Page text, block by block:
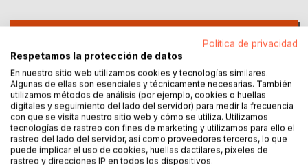
Añadir a lista de deseo
Haz una reseña
Política de privacidad
Respetamos la protección de datos
En nuestro sitio web utilizamos cookies y tecnologías similares.
Algunas de ellas son esenciales y técnicamente necesarias. También
utilizamos métodos de análisis (por ejemplo, cookies o huellas
digitales y seguimiento del lado del servidor) para medir la frecuencia
con que se visita nuestro sitio web y cómo se utiliza. Utilizamos
tecnologías de rastreo con fines de marketing y utilizamos para ello el
rastreo del lado del servidor, así como proveedores terceros, lo que
puede implicar el uso de cookies, huellas dactilares, píxeles de
rastreo y direcciones IP en todos los dispositivos.